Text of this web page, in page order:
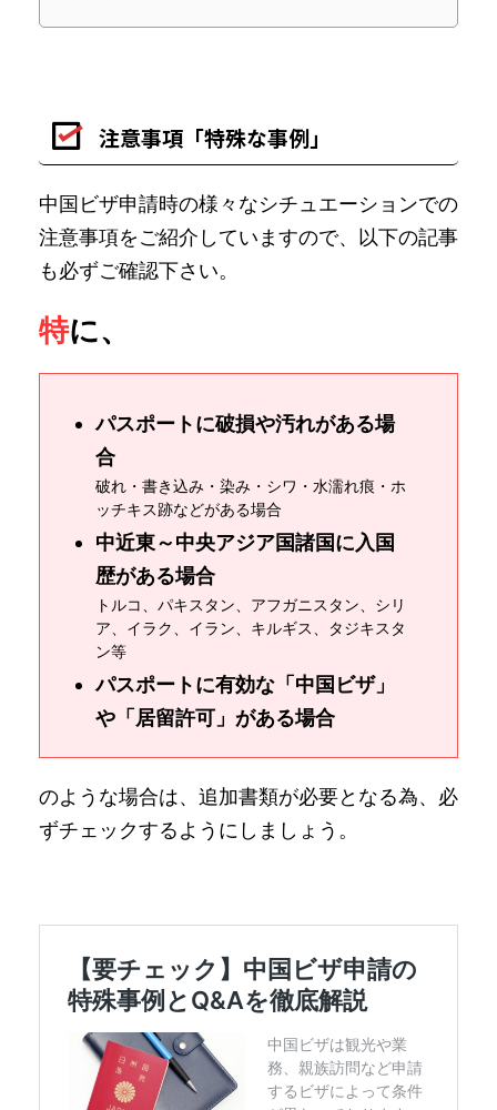
注意事項「特殊な事例」
中国ビザ申請時の様々なシチュエーションでの
注意事項をご紹介していますので、以下の記事
も必ずご確認下さい。
特に、
パスポートに破損や汚れがある場
合
破れ・書き込み・染み・シワ・水濡れ痕・ホ
ッチキス跡などがある場合
中近東～中央アジア国諸国に入国
歴がある場合
トルコ、パキスタン、アフガニスタン、シリ
ア、イラク、イラン、キルギス、タジキスタ
ン等
パスポートに有効な「中国ビザ」
や「居留許可」がある場合
のような場合は、追加書類が必要となる為、必
ずチェックするようにしましょう。